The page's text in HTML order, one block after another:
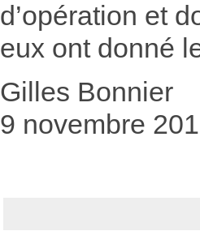
d’opération et
eux ont donné
Gilles Bonnier
9 novembre